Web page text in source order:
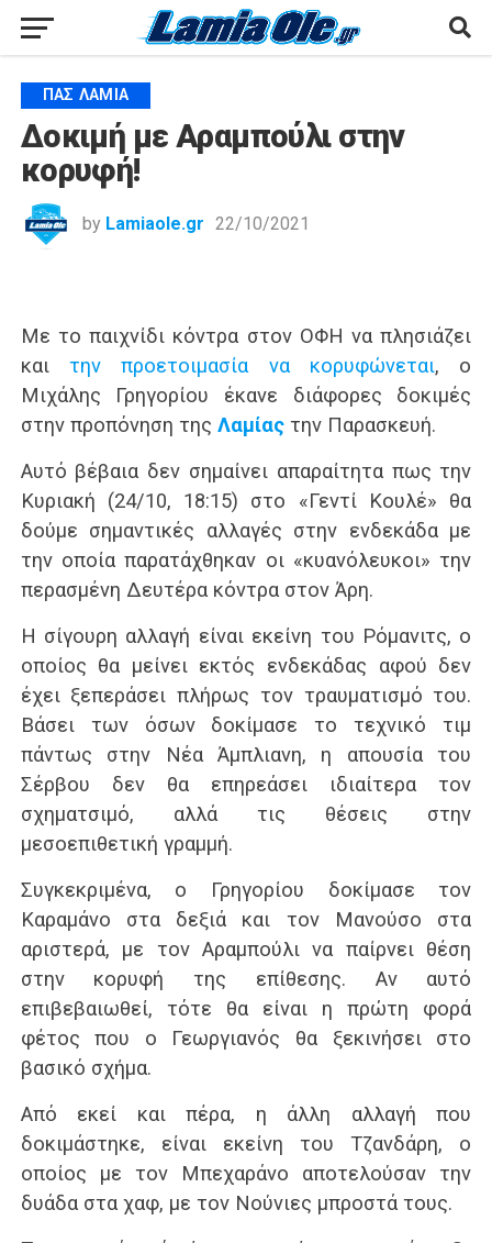
ΠΑΣ ΛΑΜΊΑ
Δοκιμή με Αραμπούλι στην
κορυφή!
by Lamiaole.gr 22/10/2021
Με το παιχνίδι κόντρα στον ΟΦΗ να πλησιάζει
και την προετοιμασία να κορυφώνεται, ο
Μιχάλης Γρηγορίου έκανε διάφορες δοκιμές
στην προπόνηση της Λαμίαςτην Παρασκευή.
Αυτό βέβαια δεν σημαίνει απαραίτητα πως την
Κυριακή (24/10, 18:15) στο «Γεντί Κουλέ» θα
δούμε σημαντικές αλλαγές στην ενδεκάδα με
την οποία παρατάχθηκαν οι «κυανόλευκοι» την
περασμένη Δευτέρα κόντρα στον Άρη.
Η σίγουρη αλλαγή είναι εκείνη του Ρόμανιτς, ο
οποίος θα μείνει εκτός ενδεκάδας αφού δεν
έχει ξεπεράσει πλήρως τον τραυματισμό του.
Βάσει των όσων δοκίμασε το τεχνικό τιμ
πάντως στην Νέα Άμπλιανη, η απουσία του
Σέρβου δεν θα επηρεάσει ιδιαίτερα τον
σχηματσιμό, αλλά τις θέσεις στην
μεσοεπιθετική γραμμή.
Συγκεκριμένα, ο Γρηγορίου δοκίμασε τον
Καραμάνο στα δεξιά και τον Μανούσο στα
αριστερά, με τον Αραμπούλι να παίρνει θέση
στην κορυφή της επίθεσης. Αν αυτό
επιβεβαιωθεί, τότε θα είναι η πρώτη φορά
φέτος που ο Γεωργιανός θα ξεκινήσει στο
βασικό σχήμα.
Από εκεί και πέρα, η άλλη αλλαγή που
δοκιμάστηκε, είναι εκείνη του Τζανδάρη, ο
οποίος με τον Μπεχαράνο αποτελούσαν την
δυάδα στα χαφ, με τον Νούνιες μπροστά τους.